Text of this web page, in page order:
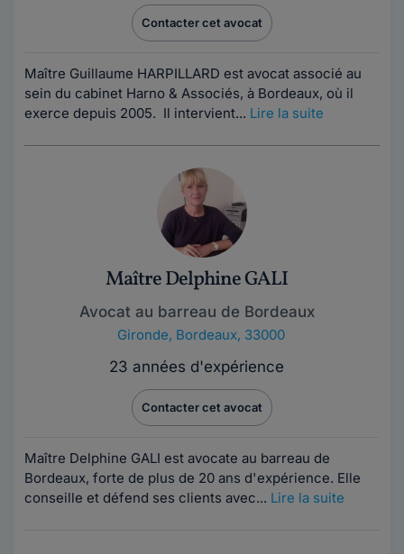
Contacter cet avocat
Maître Guillaume HARPILLARD est avocat associé au
sein du cabinet Harno & Associés, à Bordeaux, où il
exerce depuis 2005. Il intervient... Lire la suite
Maître Delphine GALI
Avocat au barreau de Bordeaux
Gironde, Bordeaux, 33000
23 années d'expérience
Contacter cet avocat
Maître Delphine GALI est avocate au barreau de
Bordeaux, forte de plus de 20 ans d'expérience. Elle
conseille et défend ses clients avec... Lire la suite